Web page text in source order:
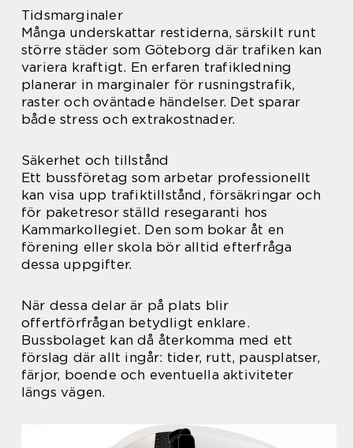
Tidsmarginaler
Många underskattar restiderna, särskilt runt
större städer som Göteborg där trafiken kan
variera kraftigt. En erfaren trafikledning
planerar in marginaler för rusningstrafik,
raster och oväntade händelser. Det sparar
både stress och extrakostnader.
Säkerhet och tillstånd
Ett bussföretag som arbetar professionellt
kan visa upp trafiktillstånd, försäkringar och
för paketresor ställd resegaranti hos
Kammarkollegiet. Den som bokar åt en
förening eller skola bör alltid efterfråga
dessa uppgifter.
När dessa delar är på plats blir
offertförfrågan betydligt enklare.
Bussbolaget kan då återkomma med ett
förslag där allt ingår: tider, rutt, pausplatser,
färjor, boende och eventuella aktiviteter
längs vägen.